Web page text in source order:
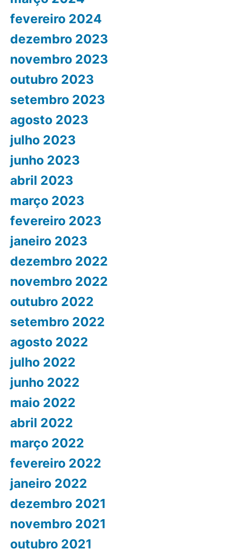
fevereiro 2024
dezembro 2023
novembro 2023
outubro 2023
setembro 2023
agosto 2023
julho 2023
junho 2023
abril 2023
março 2023
fevereiro 2023
janeiro 2023
dezembro 2022
novembro 2022
outubro 2022
setembro 2022
agosto 2022
julho 2022
junho 2022
maio 2022
abril 2022
março 2022
fevereiro 2022
janeiro 2022
dezembro 2021
novembro 2021
outubro 2021